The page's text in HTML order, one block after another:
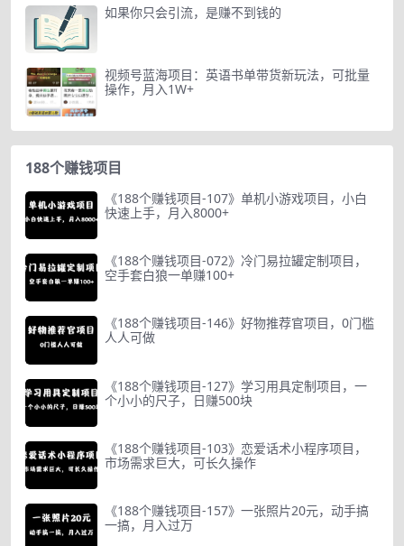
如果你只会引流，是赚不到钱的
视频号蓝海项目：英语书单带货新玩法，可批量
操作，月入1W+
188个赚钱项目
《188个赚钱项目-107》单机小游戏项目，小白
快速上手，月入8000+
《188个赚钱项目-072》冷门易拉罐定制项目，
空手套白狼一单赚100+
《188个赚钱项目-146》好物推荐官项目，0门槛
人人可做
《188个赚钱项目-127》学习用具定制项目，一
个小小的尺子，日赚500块
《188个赚钱项目-103》恋爱话术小程序项目，
市场需求巨大，可长久操作
《188个赚钱项目-157》一张照片20元，动手搞
一搞，月入过万